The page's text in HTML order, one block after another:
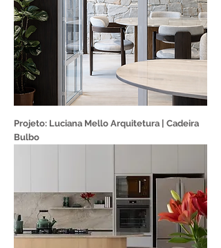
Projeto: Luciana Mello Arquitetura | Cadeira
Bulbo